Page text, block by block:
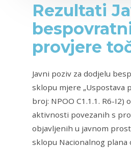
Rezultati
provjere
Javni poziv za dodjelu
sklopu mjere „Uspostava
broj: NPOO C1.1.1. R6-
aktivnosti povezanih s
objavljenih u javnom
sklopu Nacionalnog